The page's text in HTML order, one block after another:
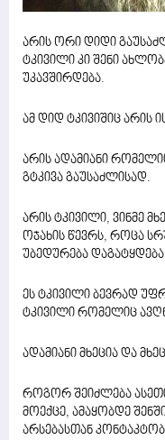
არის ორი დიდი
ტკივილი კი შენი
უკავშირდება.
ამ დიდ ტკივიშიც არის
არის ადამიანი
გტკივა გაუსაძლისად.
არის ტკივილი, ვინმე
ოჯახის წევრს, როცა
უბედურება
ეს ტკივილი ბევრად
ტკივილი რომელიც
ადამიანი მხეცია და
როგორ შეიძლება
მოექცე, ამაყობდე
არსებასთან